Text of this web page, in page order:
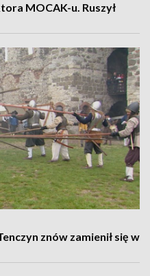
MOCAK-u. Ruszył
znów zamienił się w